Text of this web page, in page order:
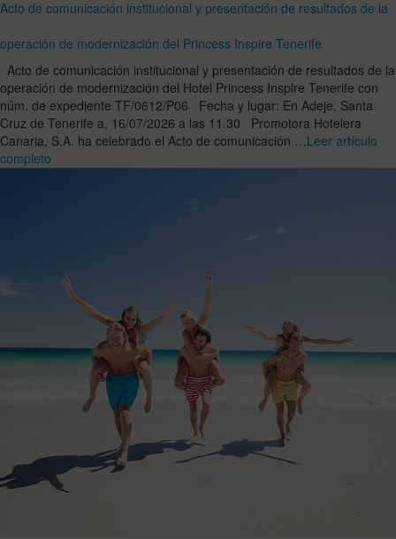
Acto de comunicación institucional y presentación de resultados de la
operación de modernización del Princess Inspire Tenerife
Acto de comunicación institucional y presentación de resultados de la
operación de modernización del Hotel Princess Inspire Tenerife con
núm. de expediente TF/0612/P06 Fecha y lugar: En Adeje, Santa
Cruz de Tenerife a, 16/07/2026 a las 11.30 Promotora Hotelera
Canaria, S.A. ha celebrado el Acto de comunicación …Leer artículo
completo